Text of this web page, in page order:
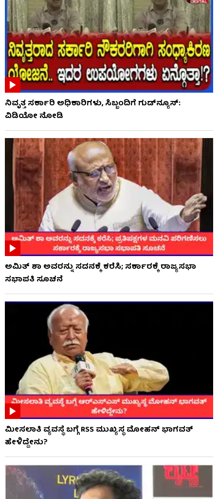
ನಿವೃತ್ತ ಸರ್ಕಾರಿ ಅಧಿಕಾರಿಗಳು, ಸಿಬ್ಬಂದಿಗೆ ಗುಡ್​ನ್ಯೂಸ್:
ವಿಡಿಯೋ ನೋಡಿ
ಅಮಿತ್ ಶಾ ಅವರನ್ನು ಸದನಕ್ಕೆ ಕರೆಸಿ; ಸರ್ಕಾರಕ್ಕೆ ರಾಜ್ಯಸಭಾ
ಸಭಾಪತಿ ಸೂಚನೆ
ಮೀಸಲಾತಿ ವ್ಯವಸ್ಥೆ ಬಗ್ಗೆ RSS​ ಮುಖ್ಯಸ್ಥ ಮೋಹನ್ ಭಾಗವತ್
ಹೇಳಿದ್ದೇನು?